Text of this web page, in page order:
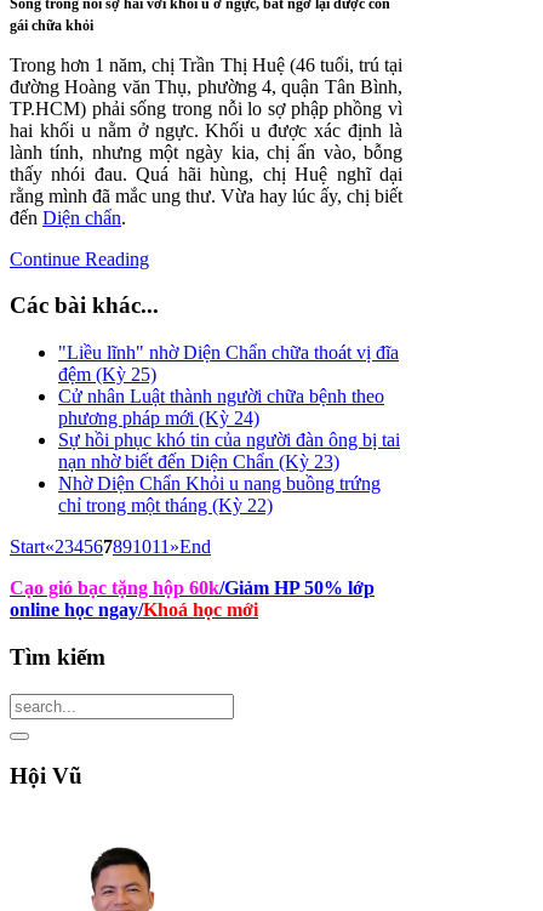
gái chữa khỏi
Trong hơn 1 năm, chị Trần Thị Huệ (46 tuổi, trú tại
đường Hoàng văn Thụ, phường 4, quận Tân Bình,
TP.HCM) phải sống trong nỗi lo sợ phập phồng vì
hai khối u nằm ở ngực. Khối u được xác định là
lành tính, nhưng một ngày kia, chị ấn vào, bỗng
thấy nhói đau. Quá hãi hùng, chị Huệ nghĩ dại
rằng mình đã mắc ung thư. Vừa hay lúc ấy, chị biết
đến Diện chẩn.
Continue Reading
Các bài khác...
"Liều lĩnh" nhờ Diện Chẩn chữa thoát vị đĩa
đệm (Kỳ 25)
Cử nhân Luật thành người chữa bệnh theo
phương pháp mới (Kỳ 24)
Sự hồi phục khó tin của người đàn ông bị tai
nạn nhờ biết đến Diện Chẩn (Kỳ 23)
Nhờ Diện Chẩn Khỏi u nang buồng trứng
chỉ trong một tháng (Kỳ 22)
Start«234567891011 »End
Cạo gió bạc tặng hộp 60k/Giảm HP 50% lớp
online học ngay/Khoá học mới
Tìm kiếm
Hội Vũ